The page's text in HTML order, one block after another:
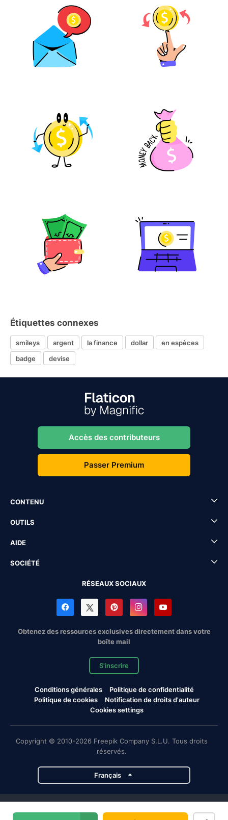
Étiquettes connexes
smileys argent la finance dollar
en espèces
badge
devise
Accès des contributeurs
Passer Premium
CONTENU
OUTILS
AIDE
SOCIÉTÉ
RÉSEAUX SOCIAUX
Obtenez des ressources exclusives directement dans votre
boîte mail
S'inscrire
Conditions générales
Politique de confidentialité
Politique de cookies
Notification de droits d'auteur
Cookies settings
Copyright © 2010-2026 Freepik Company S.L.U. Tous droits
réservés.
Français